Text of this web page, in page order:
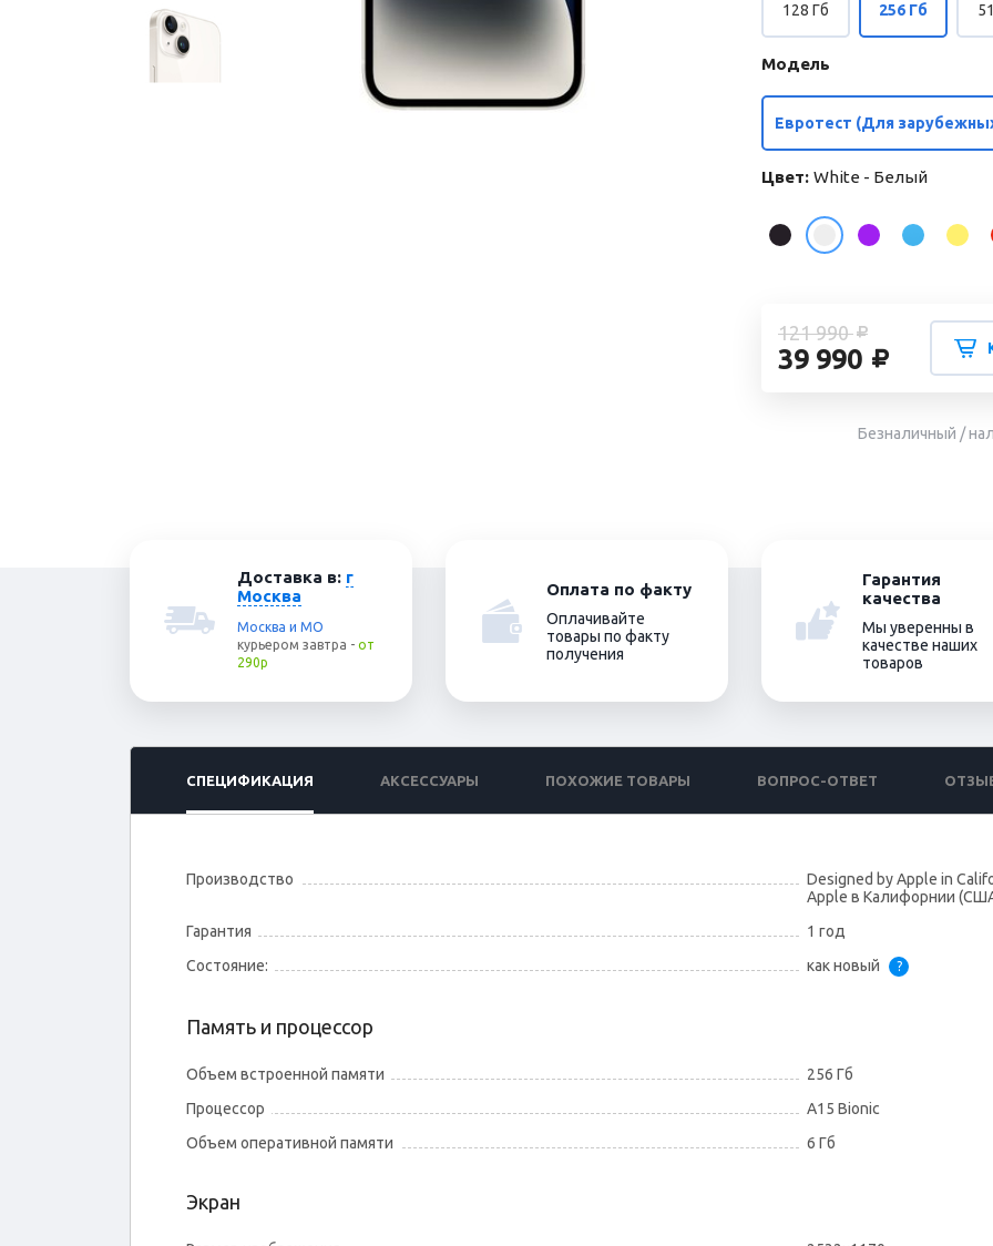
128 Гб 256 Гб
Модель
Евротест (Для
Цвет: White - Белый
121 990
39 990
Безналичный /
Доставка в: г
Москва
Москва и МО
курьером завтра - от
290р
Оплата по факту
Оплачивайте
товары по факту
получения
Гарантия
качества
Мы уверенны в
качестве наших
товаров
СПЕЦИФИКАЦИЯ АКСЕССУАРЫ ПОХОЖИЕ ТОВАРЫ ВОПРОС-ОТВЕТ
Производство
Designed by Apple in
Apple в Калифорнии
Гарантия
1 год
Состояние:
как новый ?
Память и процессор
Объем встроенной памяти
256 Гб
Процессор
A15 Bionic
Объем оперативной памяти
6 Гб
Экран